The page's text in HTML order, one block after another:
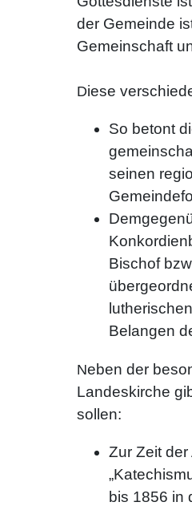
der Gemeinde
Gemeinschaft
Diese
So betont
seinen
Bischof
Belangen
Neben der
Landeskirche
sollen:
Zur Zeit
bis 1856 in